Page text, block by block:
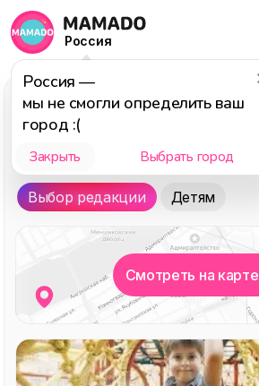
Россия
Россия —
мы не смогли определить ваш
город :(
Закрыть Выбрать город
Аквапарки,
игровые,
мастерские
Выбор редакции
Выбор редакции Детям
Смотреть на карте